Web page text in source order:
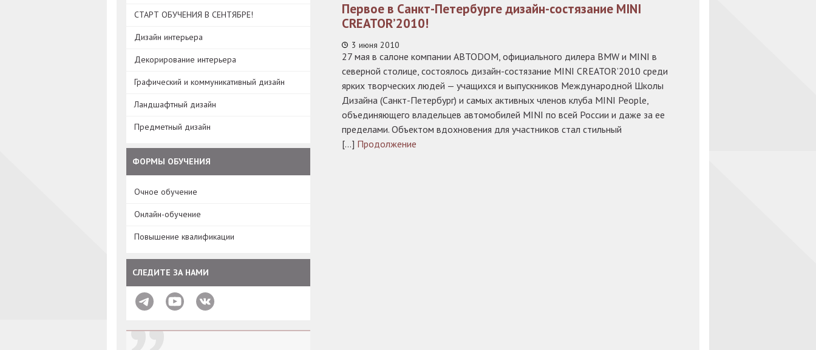
СТАРТ ОБУЧЕНИЯ В СЕНТЯБРЕ!
Дизайн интерьера
Декорирование интерьера
Графический и коммуникативный дизайн
Ландшафтный дизайн
Предметный дизайн
ФОРМЫ ОБУЧЕНИЯ
Очное обучение
Онлайн-обучение
Повышение квалификации
СЛЕДИТЕ ЗА НАМИ
Первое в Санкт-Петербурге дизайн-состязание MINI
CREATOR’2010!
3 июня 2010
27 мая в салоне компании ABTODOM, официального дилера BMW и MINI в
северной столице, состоялось дизайн-состязание MINI CREATOR’2010 среди
ярких творческих людей — учащихся и выпускников Международной Школы
Дизайна (Санкт-Петербург) и самых активных членов клуба MINI People,
объединяющего владельцев автомобилей MINI по всей России и даже за ее
пределами. Объектом вдохновения для участников стал стильный
[…] Продолжение